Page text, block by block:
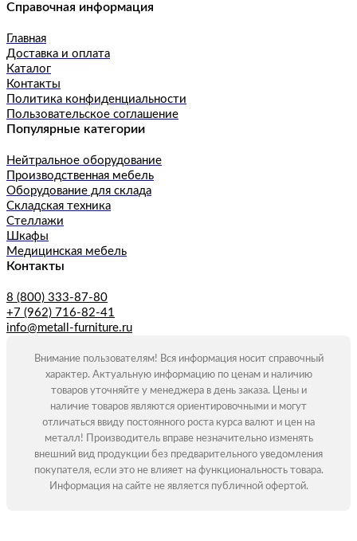
Справочная информация
Главная
Доставка и оплата
Каталог
Контакты
Политика конфиденциальности
Пользовательское соглашение
Популярные категории
Нейтральное оборудование
Производственная мебель
Оборудование для склада
Складская техника
Стеллажи
Шкафы
Медицинская мебель
Контакты
8 (800) 333-87-80
+7 (962) 716-82-41
info@metall-furniture.ru
Внимание пользователям! Вся информация носит справочный
характер. Актуальную информацию по ценам и наличию
товаров уточняйте у менеджера в день заказа. Цены и
наличие товаров являются ориентировочными и могут
отличаться ввиду постоянного роста курса валют и цен на
металл! Производитель вправе незначительно изменять
внешний вид продукции без предварительного уведомления
покупателя, если это не влияет на функциональность товара.
Информация на сайте не является публичной офертой.